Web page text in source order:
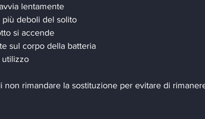
lentamente
deboli del solito
si accende
sul corpo della batteria
utilizzo
non rimandare la sostituzione per evitare di